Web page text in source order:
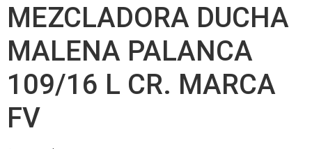
MEZCLADORA DUCHA
MALENA PALANCA
109/16 L CR. MARCA
FV